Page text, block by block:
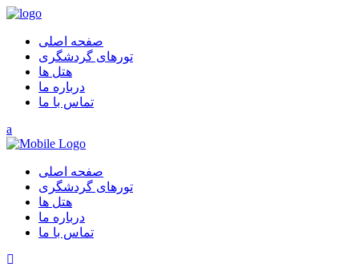
صفحه اصلی
تورهای گردشگری
هتل ها
درباره ما
تماس با ما
صفحه اصلی
تورهای گردشگری
هتل ها
درباره ما
تماس با ما